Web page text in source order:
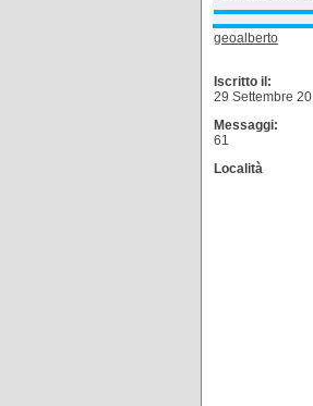
geoalberto
Iscritto il:
29 Settembre
Messaggi:
61
Località